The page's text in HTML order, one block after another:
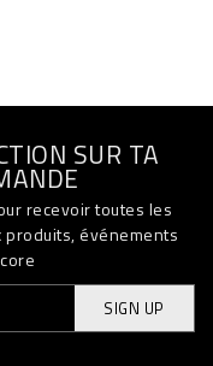
SUR TA
recevoir toutes les
produits, événements
SIGN UP